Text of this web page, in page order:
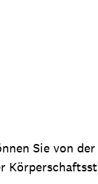
Sie von